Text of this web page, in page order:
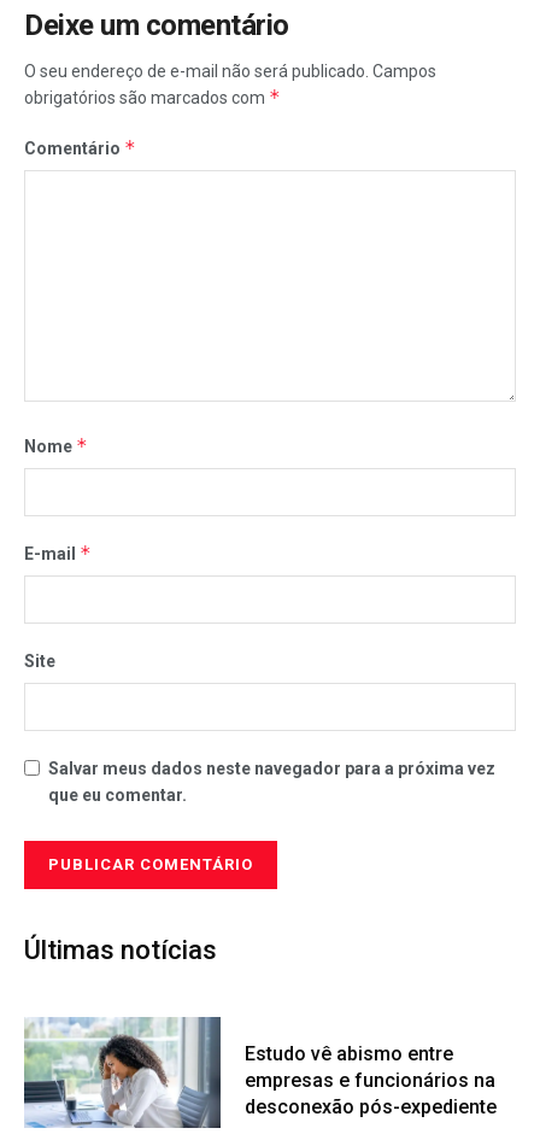
Deixe um comentário
O seu endereço de e-mail não será publicado. Campos
obrigatórios são marcados com *
Comentário *
Nome *
E-mail *
Site
Salvar meus dados neste navegador para a próxima vez
que eu comentar.
Últimas notícias
Estudo vê abismo entre
empresas e funcionários na
desconexão pós-expediente